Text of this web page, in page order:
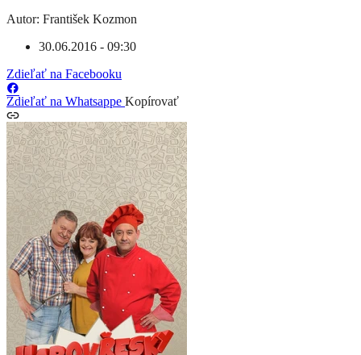
Autor: František Kozmon
30.06.2016 - 09:30
Zdieľať na Facebooku
Zdieľať na Whatsappe Kopírovať